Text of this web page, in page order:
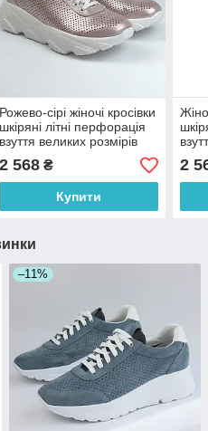
Рожево-сірі жіночі кросівки
шкіряні літні перфорація
взуття великих розмірів
Rosso Avangard Mozza
PinkPerf
2 568₴
Купити
2
–11%